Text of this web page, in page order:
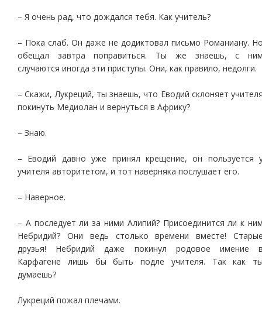
– Я очень рад, что дождался тебя. Как учитель?
– Пока слаб. Он даже не додиктовал письмо Романиану.
обещал завтра поправиться. Ты же знаешь, с
случаются иногда эти приступы. Они, как правило, недолги.
– Скажи, Лукреций, ты знаешь, что Еводий склоняет
покинуть Медиолан и вернуться в Африку?
– Знаю.
– Еводий давно уже принял крещение, он пользуется
учителя авторитетом, и тот наверняка послушает его.
– Наверное.
– А последует ли за ними Алипий? Присоединится ли к
Небридий? Они ведь столько времени вместе!
друзья! Небридий даже покинул родовое имение
Карфагене лишь бы быть подле учителя. Так как
думаешь?
Лукреций пожал плечами.